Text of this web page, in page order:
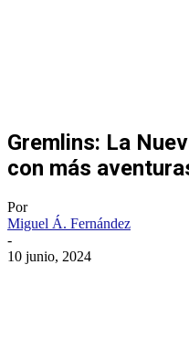
Gremlins: La
con más
Por
Miguel Á. Fernández
-
10 junio, 2024